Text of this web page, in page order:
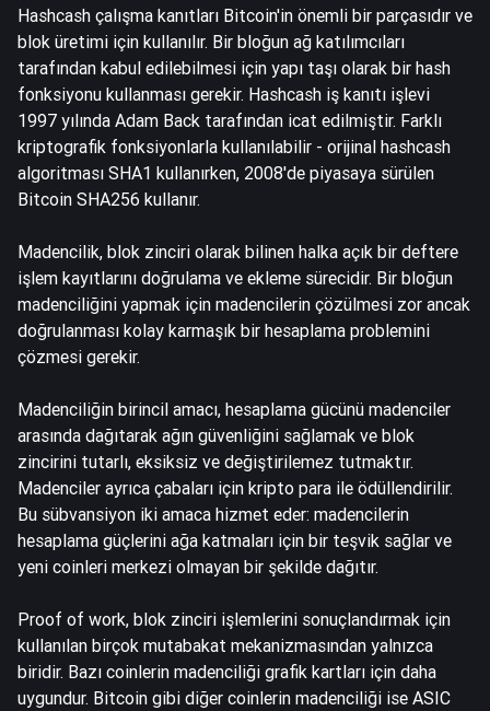
Hashcash çalışma kanıtları Bitcoin'in önemli bir parçasıdır ve
blok üretimi için kullanılır. Bir bloğun ağ katılımcıları
tarafından kabul edilebilmesi için yapı taşı olarak bir hash
fonksiyonu kullanması gerekir. Hashcash iş kanıtı işlevi
1997 yılında Adam Back tarafından icat edilmiştir. Farklı
kriptografik fonksiyonlarla kullanılabilir - orijinal hashcash
algoritması SHA1 kullanırken, 2008'de piyasaya sürülen
Bitcoin SHA256 kullanır.
Madencilik, blok zinciri olarak bilinen halka açık bir deftere
işlem kayıtlarını doğrulama ve ekleme sürecidir. Bir bloğun
madenciliğini yapmak için madencilerin çözülmesi zor ancak
doğrulanması kolay karmaşık bir hesaplama problemini
çözmesi gerekir.
Madenciliğin birincil amacı, hesaplama gücünü madenciler
arasında dağıtarak ağın güvenliğini sağlamak ve blok
zincirini tutarlı, eksiksiz ve değiştirilemez tutmaktır.
Madenciler ayrıca çabaları için kripto para ile ödüllendirilir.
Bu sübvansiyon iki amaca hizmet eder: madencilerin
hesaplama güçlerini ağa katmaları için bir teşvik sağlar ve
yeni coinleri merkezi olmayan bir şekilde dağıtır.
Proof of work, blok zinciri işlemlerini sonuçlandırmak için
kullanılan birçok mutabakat mekanizmasından yalnızca
biridir. Bazı coinlerin madenciliği grafik kartları için daha
uygundur. Bitcoin gibi diğer coinlerin madenciliği ise ASIC